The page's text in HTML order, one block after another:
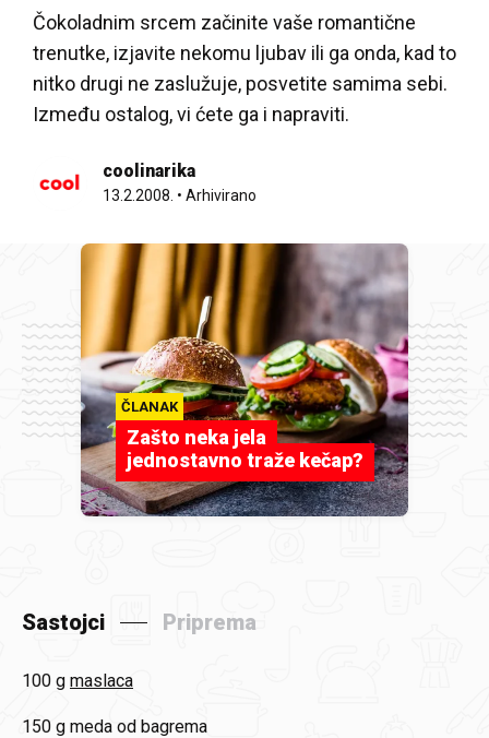
Čokoladnim srcem začinite vaše romantične
trenutke, izjavite nekomu ljubav ili ga onda, kad to
nitko drugi ne zaslužuje, posvetite samima sebi.
Između ostalog, vi ćete ga i napraviti.
coolinarika
13.2.2008. • Arhivirano
ČLANAK
Zašto neka jela
jednostavno traže kečap?
Sastojci Priprema
100 g maslaca
150 g meda od bagrema